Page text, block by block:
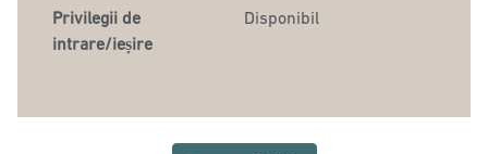
Privilegii de
intrare/ieșire
Disponibil